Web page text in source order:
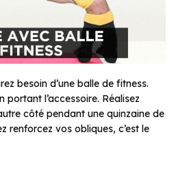
besoin d’une balle de fitness.
portant l’accessoire. Réalisez
côté pendant une quinzaine de
renforcez vos obliques, c’est le